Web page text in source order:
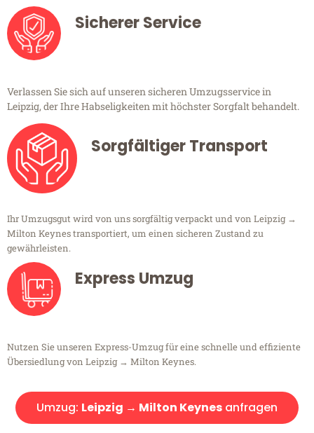
Sicherer Service
Verlassen Sie sich auf unseren sicheren Umzugsservice in
Leipzig, der Ihre Habseligkeiten mit höchster Sorgfalt behandelt.
Sorgfältiger Transport
Ihr Umzugsgut wird von uns sorgfältig verpackt und von Leipzig →
Milton Keynes transportiert, um einen sicheren Zustand zu
gewährleisten.
Express Umzug
Nutzen Sie unseren Express-Umzug für eine schnelle und effiziente
Übersiedlung von Leipzig → Milton Keynes.
Umzug: Leipzig → Milton Keynes anfragen